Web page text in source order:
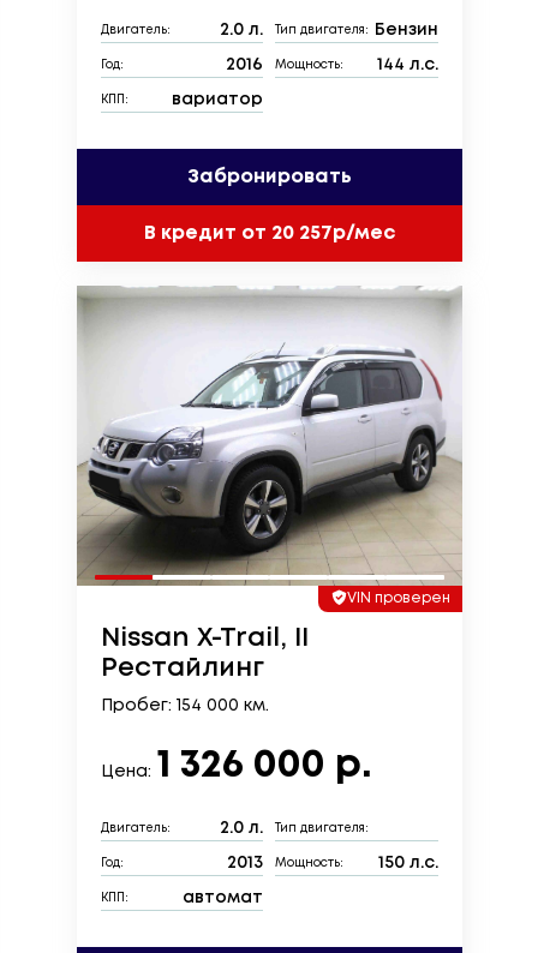
Двигатель: 2.0 л. Тип двигателя: Бензин
Год: 2016 Мощность: 144 л.с.
КПП: вариатор
Забронировать
В кредит от 20 257р/мес
VIN проверен
Nissan X-Trail, II
Рестайлинг
Пробег: 154 000 км.
Цена: 1 326 000 р.
Двигатель: 2.0 л. Тип двигателя:
Год: 2013 Мощность: 150 л.с.
КПП: автомат